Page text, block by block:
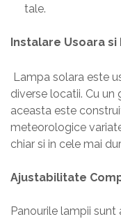
tale.
Instalare Usoara
Lampa solara este
diverse locatii. Cu un
aceasta este
meteorologice
chiar si in cele mai
Ajustabilitate
Panourile lampii